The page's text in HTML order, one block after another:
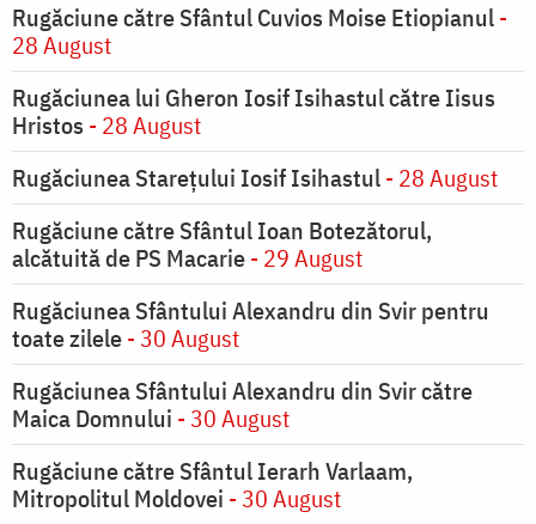
Rugăciune către Sfântul Cuvios Moise Etiopianul-
28 August
Rugăciunea lui Gheron Iosif Isihastul către Iisus
Hristos - 28 August
Rugăciunea Starețului Iosif Isihastul- 28 August
Rugăciune către Sfântul Ioan Botezătorul,
alcătuită de PS Macarie- 29 August
Rugăciunea Sfântului Alexandru din Svir pentru
toate zilele- 30 August
Rugăciunea Sfântului Alexandru din Svir către
Maica Domnului - 30 August
Rugăciune către Sfântul Ierarh Varlaam,
Mitropolitul Moldovei - 30 August